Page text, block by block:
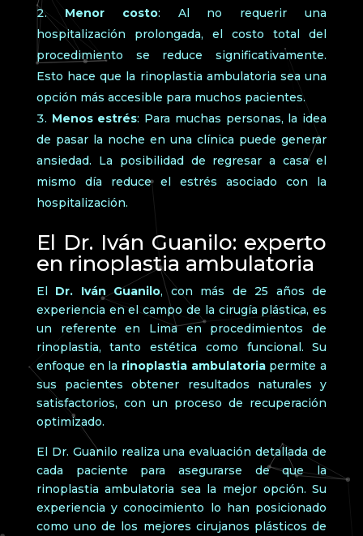
Menor costo: Al no requerir una
hospitalización prolongada, el costo total del
procedimiento se reduce significativamente.
Esto hace que la rinoplastia ambulatoria sea una
opción más accesible para muchos pacientes.
Menos estrés: Para muchas personas, la idea
de pasar la noche en una clínica puede generar
ansiedad. La posibilidad de regresar a casa el
mismo día reduce el estrés asociado con la
hospitalización.
El Dr. Iván Guanilo: experto
en rinoplastia ambulatoria
El Dr. Iván Guanilo, con más de 25 años de
experiencia en el campo de la cirugía plástica, es
un referente en Lima en procedimientos de
rinoplastia, tanto estética como funcional. Su
enfoque en la rinoplastia ambulatoriapermite a
sus pacientes obtener resultados naturales y
satisfactorios, con un proceso de recuperación
optimizado.
El Dr. Guanilo realiza una evaluación detallada de
cada paciente para asegurarse de que la
rinoplastia ambulatoria sea la mejor opción. Su
experiencia y conocimiento lo han posicionado
como uno de los mejores cirujanos plásticos de